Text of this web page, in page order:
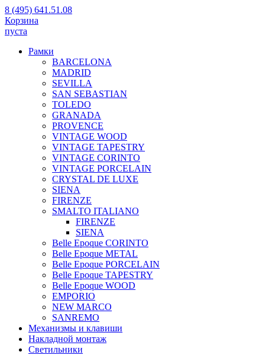
8 (495) 641.51.08
Корзина
пуста
Рамки
BARCELONA
MADRID
SEVILLA
SAN SEBASTIAN
TOLEDO
GRANADA
PROVENCE
VINTAGE WOOD
VINTAGE TAPESTRY
VINTAGE CORINTO
VINTAGE PORCELAIN
CRYSTAL DE LUXE
SIENA
FIRENZE
SMALTO ITALIANO
FIRENZE
SIENA
Belle Epoque CORINTO
Belle Epoque METAL
Belle Epoque PORCELAIN
Belle Epoque TAPESTRY
Belle Epoque WOOD
EMPORIO
NEW MARCO
SANREMO
Механизмы и клавиши
Накладной монтаж
Светильники